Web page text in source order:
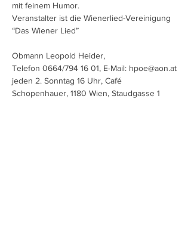
mit feinem Humor.
Veranstalter ist die Wienerlied-Vereinigung
“Das Wiener Lied”
jeden 2. Sonntag 16 Uhr, Café
Schopenhauer, 1180 Wien, Staudgasse 1